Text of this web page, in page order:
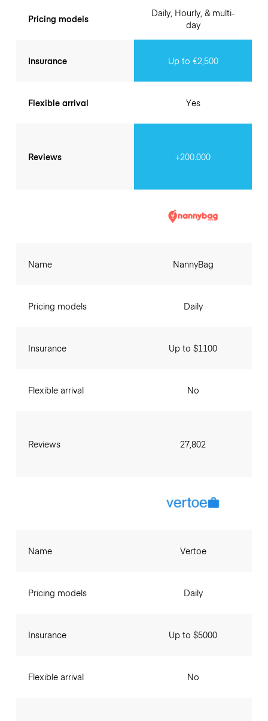
Pricing models
Insurance
Flexible arrival
Reviews
Daily, Hourly, & multi-
day
Up to €2,500
Yes
+200.000
Name
Pricing models
Insurance
Flexible arrival
Reviews
NannyBag
Daily
Up to $1100
No
27,802
Name
Pricing models
Insurance
Flexible arrival
Vertoe
Daily
Up to $5000
No